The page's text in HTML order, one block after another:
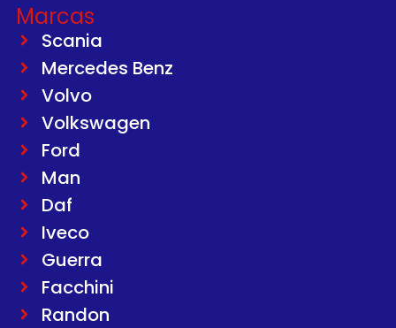
Marcas
Scania
Mercedes Benz
Volvo
Volkswagen
Ford
Man
Daf
Iveco
Guerra
Facchini
Randon